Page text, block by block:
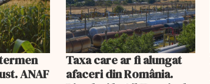
ANAF
Taxa care ar fi alungat
afaceri din România.